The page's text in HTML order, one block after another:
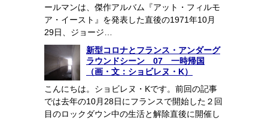
ールマンは、傑作アルバム『アット・フィルモ
ア・イースト』を発表した直後の1971年10月
29日、ジョージ…
新型コロナとフランス・アンダーグ
ラウンドシーン 07 一時帰国
（画・文：ショビレヌ・K）
こんにちは。ショビレヌ・Kです。前回の記事
では去年の10月28日にフランスで開始した２回
目のロックダウン中の生活と解除直後に開催し